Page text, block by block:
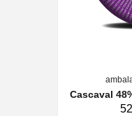
Cascaval